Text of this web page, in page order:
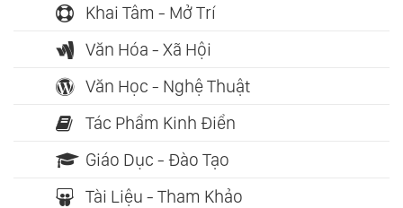
Khai Tâm - Mở Trí
Văn Hóa - Xã Hội
Văn Học - Nghệ Thuật
Tác Phẩm Kinh Điển
Giáo Dục - Đào Tạo
Tài Liệu - Tham Khảo